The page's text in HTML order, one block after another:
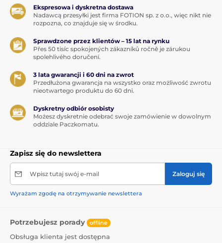
Ekspresowa i dyskretna dostawa
Nadawcą przesyłki jest firma FOTION sp. z o.o., więc nikt nie
rozpozna, co znajduje się w środku.
Sprawdzone przez klientów – 15 lat na rynku
Přes 50 tisíc spokojených zákazníků ročně je zárukou
spolehlivého doručení.
3 lata gwarancji i 60 dni na zwrot
Przedłużona gwarancja na wszystko oraz możliwość zwrotu
nieotwartego produktu do 60 dni.
Dyskretny odbiór osobisty
Możesz dyskretnie odebrać swoje zamówienie w dowolnym
oddziale Paczkomatu.
Zapisz się do newslettera
Wpisz tutaj swój e-mail Zaloguj się
Wyrażam zgodę na otrzymywanie newslettera
Potrzebujesz porady offline
Obsługa klienta jest dostępna